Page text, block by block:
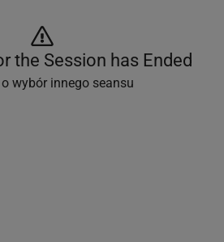
the Session has Ended
wybór innego seansu